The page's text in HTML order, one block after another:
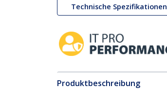
Technische Spezifikationen
Produktbeschreibung